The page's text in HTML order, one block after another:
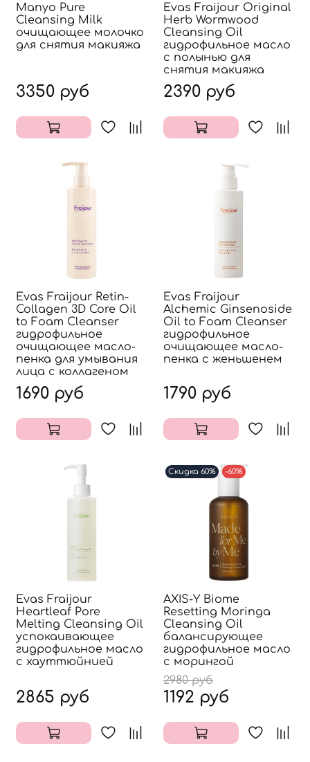
Manyo Pure
Cleansing Milk
очищающее молочко
для снятия макияжа
3350 руб
Evas Fraijour Original
Herb Wormwood
Cleansing Oil
гидрофильное масло
с полынью для
снятия макияжа
2390 руб
Evas Fraijour Retin-
Collagen 3D Core Oil
to Foam Cleanser
гидрофильное
очищающее масло-
пенка для умывания
лица с коллагеном
1690 руб
Evas Fraijour
Alchemic Ginsenoside
Oil to Foam Cleanser
гидрофильное
очищающее масло-
пенка с женьшенем
1790 руб
Evas Fraijour
Heartleaf Pore
Melting Cleansing Oil
успокаивающее
гидрофильное масло
с хауттюйнией
2865 руб
Скидка 60% -60%
AXIS-Y Biome
Resetting Moringa
Cleansing Oil
балансирующее
гидрофильное масло
с морингой
2980 руб
1192 руб